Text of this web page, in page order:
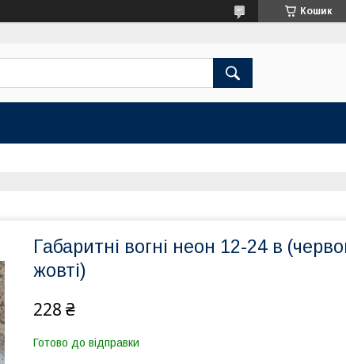
Кошик
Габаритні вогні неон 12-24 в
жовті)
228 ₴
Готово до відправки